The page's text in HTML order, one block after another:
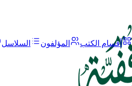
أقسام الكتب المؤلفون السلاسل